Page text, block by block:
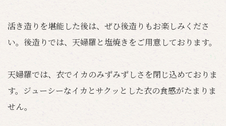
活き造りを堪能した後は、ぜひ後造りもお楽しみくださ
い。後造りでは、天婦羅と塩焼きをご用意しております。
天婦羅では、衣でイカのみずみずしさを閉じ込めておりま
す。ジューシーなイカとサクッとした衣の食感がたまりま
せん。